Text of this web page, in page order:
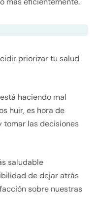
priorizar tu salud
haciendo mal
huir, es hora de
tomar las decisiones
saludable
de dejar atrás
sobre nuestras